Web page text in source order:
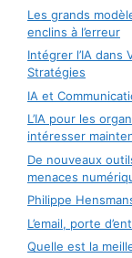
Les grands
enclins à l’erreur
Intégrer l’IA dans
Stratégies
IA et
L’IA pour les
intéresser
De nouveaux
menaces
Philippe
L’email, porte
Quelle est la